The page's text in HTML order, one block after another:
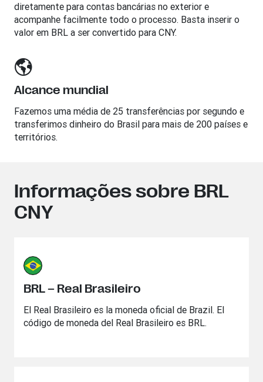
diretamente para contas bancárias no exterior e
acompanhe facilmente todo o processo. Basta inserir o
valor em BRL a ser convertido para CNY.
Alcance mundial
Fazemos uma média de 25 transferências por segundo e
transferimos dinheiro do Brasil para mais de 200 países e
territórios.
Informações sobre BRL
CNY
BRL – Real Brasileiro
El Real Brasileiro es la moneda oficial de Brazil. El
código de moneda del Real Brasileiro es BRL.